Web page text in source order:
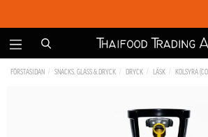
FÖRSTASIDAN SNACKS, GLASS & DRYCK DRYCK LÄSK KOLSYRA